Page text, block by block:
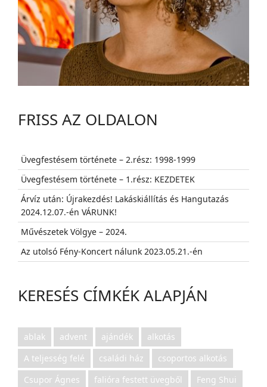
FRISS AZ OLDALON
Üvegfestésem története – 2.rész: 1998-1999
Üvegfestésem története – 1.rész: KEZDETEK
Árvíz után: Újrakezdés! Lakáskiállítás és Hangutazás
2024.12.07.-én VÁRUNK!
Művészetek Völgye – 2024.
Az utolsó Fény-Koncert nálunk 2023.05.21.-én
KERESÉS CÍMKÉK ALAPJÁN
ablak advent ajándék
alkotás
A teljesség felé
családi ház
csoportos alkotás
Csupor Ágnes
falióra festett üvegből
Feng Shui